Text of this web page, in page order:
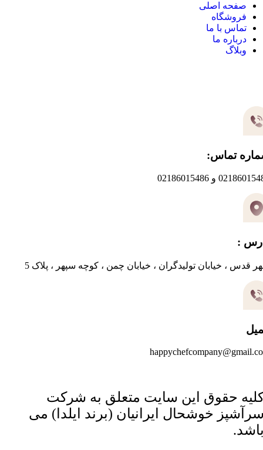
صفحه اصلی
فروشگاه
تماس با ما
درباره ما
وبلاگ
تماس:
و 02186015486
:
قدس ، خیابان تولیدگران ، خیابان چمن ، کوچه سپهر ، پلاک 5
حقوق این سایت متعلق به شرکت
خوشحال ایرانیان (برند ایلدا) می